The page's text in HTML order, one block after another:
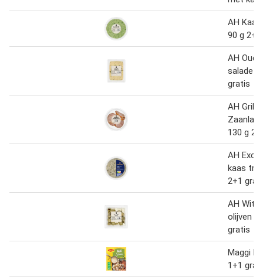
AH
90 g
AH
salade
gratis
AH
130 g
AH
kaas
2+1
AH
olijven
gratis
Maggi
1+1